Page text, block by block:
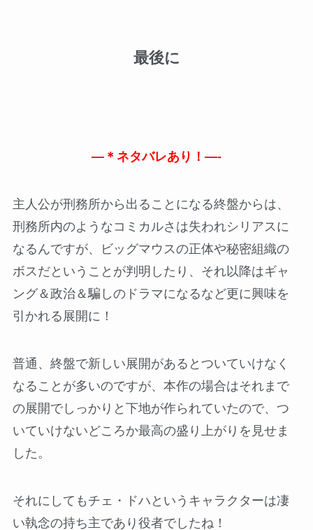
最後に
—＊ネタバレあり！—-
主人公が刑務所から出ることになる終盤からは、
刑務所内のようなコミカルさは失われシリアスに
なるんですが、ビッグマウスの正体や秘密組織の
ボスだということが判明したり、それ以降はギャ
ング＆政治＆騙しのドラマになるなど更に興味を
引かれる展開に！
普通、終盤で新しい展開があるとついていけなく
なることが多いのですが、本作の場合はそれまで
の展開でしっかりと下地が作られていたので、つ
いていけないどころか最高の盛り上がりを見せま
した。
それにしてもチェ・ドハというキャラクターは凄
い執念の持ち主であり役者でしたね！